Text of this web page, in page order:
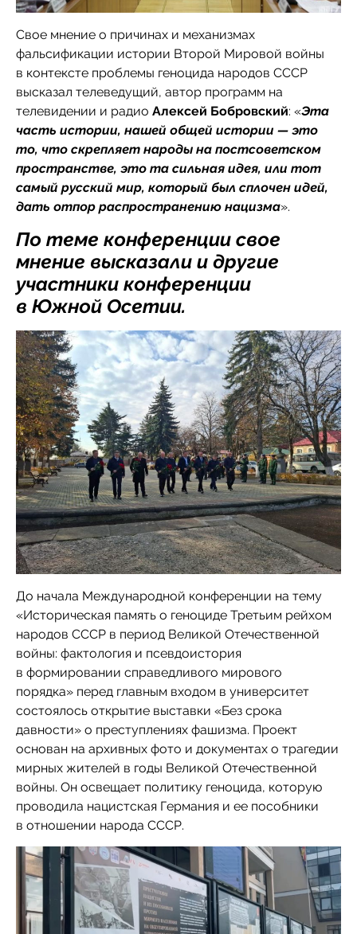
Свое мнение о причинах и механизмах
фальсификации истории Второй Мировой войны
в контексте проблемы геноцида народов СССР
высказал телеведущий, автор программ на
телевидении и радио Алексей Бобровский: «Эта
часть истории, нашей общей истории — это
то, что скрепляет народы на постсоветском
пространстве, это та сильная идея, или тот
самый русский мир, который был сплочен идей,
дать отпор распространению нацизма».
По теме конференции свое
мнение высказали и другие
участники конференции
в Южной Осетии.
До начала Международной конференции на тему
«Историческая память о геноциде Третьим рейхом
народов СССР в период Великой Отечественной
войны: фактология и псевдоистория
в формировании справедливого мирового
порядка» перед главным входом в университет
состоялось открытие выставки «Без срока
давности» о преступлениях фашизма. Проект
основан на архивных фото и документах о трагедии
мирных жителей в годы Великой Отечественной
войны. Он освещает политику геноцида, которую
проводила нацистская Германия и ее пособники
в отношении народа СССР.